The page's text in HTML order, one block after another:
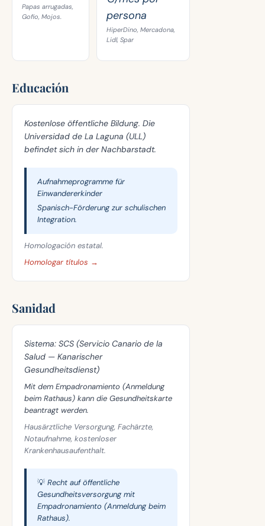
Papas arrugadas,
Gofio, Mojos.
persona
HiperDino, Mercadona,
Lidl, Spar
Educación
Kostenlose öffentliche Bildung. Die
Universidad de La Laguna (ULL)
befindet sich in der Nachbarstadt.
Aufnahmeprogramme für
Einwandererkinder
Spanisch-Förderung zur schulischen
Integration.
Homologación estatal.
Homologar títulos →
Sanidad
Sistema: SCS (Servicio Canario de la
Salud — Kanarischer
Gesundheitsdienst)
Mit dem Empadronamiento (Anmeldung
beim Rathaus) kann die Gesundheitskarte
beantragt werden.
Hausärztliche Versorgung, Fachärzte,
Notaufnahme, kostenloser
Krankenhausaufenthalt.
💡 Recht auf öffentliche
Gesundheitsversorgung mit
Empadronamiento (Anmeldung beim
Rathaus).